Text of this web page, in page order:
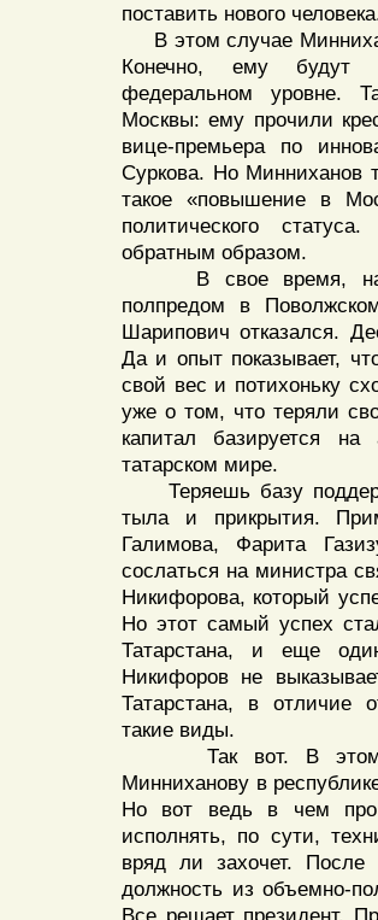
поставить нового
В этом случае
Конечно, ему будут
федеральном уровне.
Москвы: ему прочили
вице-премьера по
Суркова. Но Минниханов
такое «повышение в
политического
обратным образом.
В свое время,
полпредом в
Шарипович отказался.
Да и опыт показывает,
свой вес и потихоньку
уже о том, что теряли
капитал базируется
татарском мире.
Теряешь базу
тыла и прикрытия.
Галимова, Фарита
сослаться на министра
Никифорова, который
Но этот самый успех
Татарстана, и еще
Никифоров не
Татарстана, в отличие
такие виды.
Так вот. В этом
Минниханову в
Но вот ведь в чем
исполнять, по сути,
вряд ли захочет.
должность из объемно-
Все решает президент.